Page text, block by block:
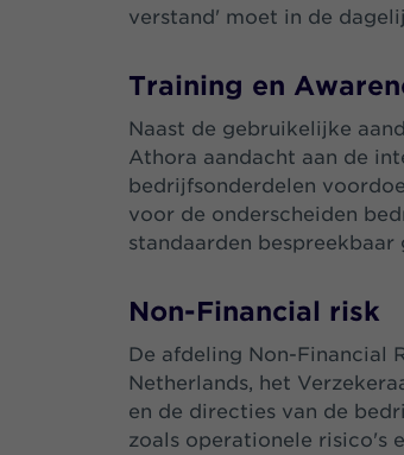
verstand' moet in de
Training en
Naast de gebruikelijke
Athora aandacht aan de
bedrijfsonderdelen
voor de onderscheiden
standaarden
Non-Financial risk
De afdeling Non-Financial
Netherlands, het
en de directies van de
zoals operationele risico's